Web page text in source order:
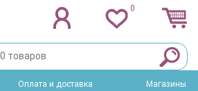
0
Оплата и доставка Магазины